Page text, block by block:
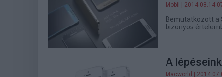
Mobil | 2014.08.14
Bemutatkozott a
bizonyos
A
Macworld |